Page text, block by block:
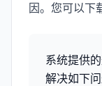
因。您可以下
系统提供
解决如下问